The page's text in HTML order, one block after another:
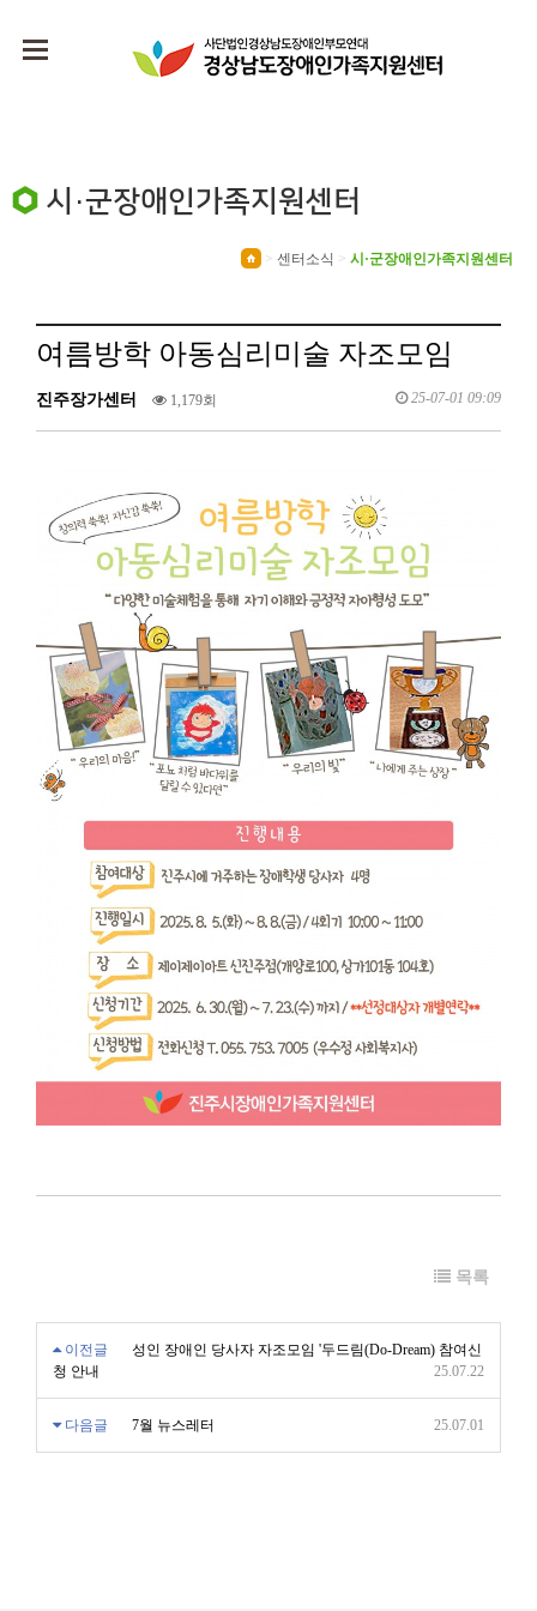
시·군장애인가족지원센터
> 센터소식 > 시·군장애인가족지원센터
여름방학 아동심리미술 자조모임
진주장가센터 1,179회 25-07-01 09:09
목록
이전글
성인 장애인 당사자 자조모임 '두드림(Do-Dream) 참여신
청 안내
25.07.22
다음글 7월 뉴스레터 25.07.01